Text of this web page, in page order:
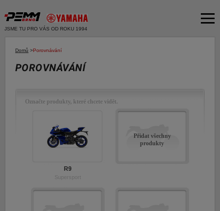
JSME TU PRO VÁS OD ROKU 1994
Skútry
Servis
Domů >Porovnávání
POROVNÁVÁNÍ
Označte produkty, které chcete vidět.
R9
Supersport
Přidat všechny
produkty